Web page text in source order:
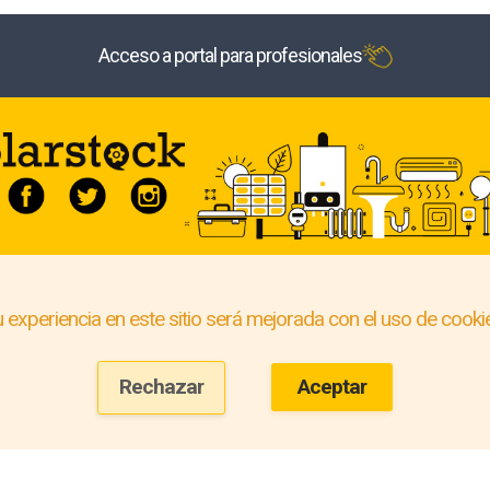
Acceso a portal para profesionales
experiencia en este sitio será mejorada con el uso de
Rechazar Aceptar